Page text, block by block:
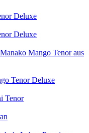
Deluxe
Deluxe
Manako Mango Tenor aus
Tenor Deluxe
Tenor